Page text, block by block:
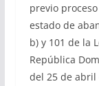
previo
estado de
b) y 101 de la
República
del 25 de abril